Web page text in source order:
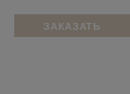
ЗАКАЗАТЬ